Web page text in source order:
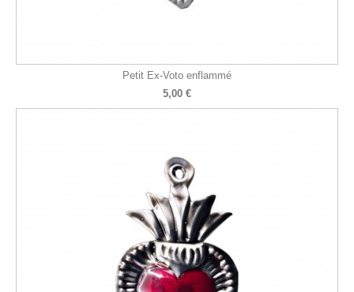
Petit Ex-Voto enflammé
5,00 €